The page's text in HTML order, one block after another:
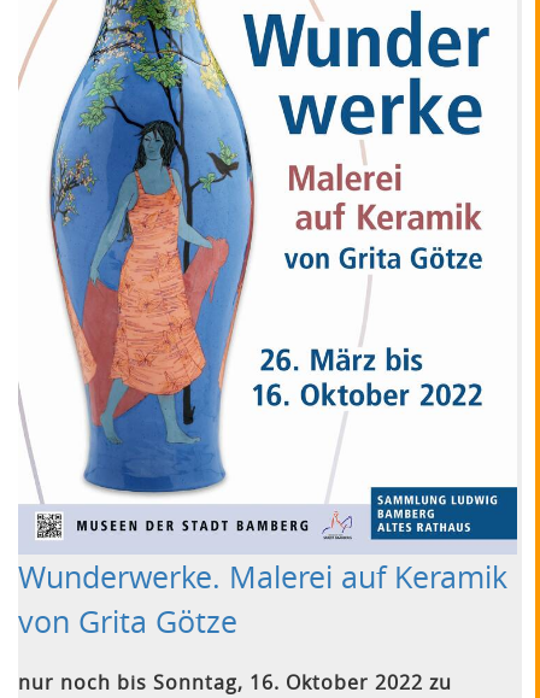
Wunderwerke. Malerei auf Keramik
von Grita Götze
nur noch bis Sonntag, 16. Oktober 2022 zu